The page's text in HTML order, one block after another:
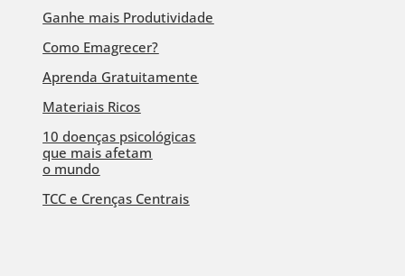
Ganhe mais Produtividade
Como Emagrecer?
Aprenda Gratuitamente
Materiais Ricos
10 doenças psicológicas
que mais afetam
o mundo
TCC e Crenças Centrais